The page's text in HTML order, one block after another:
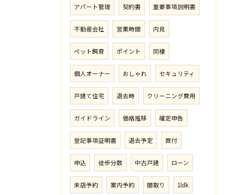
アパート管理 契約書 重要事項説明書
不動産会社 営業時間 内見
ペット飼育 ポイント 同棲
個人オーナー おしゃれ セキュリティ
戸建て住宅 退去時 クリーニング費用
ガイドライン 価格推移 確定申告
登記事項証明書 退去予定 買付
申込 徒歩分数 中古戸建 ローン
来店予約 案内予約 間取り 1ldk